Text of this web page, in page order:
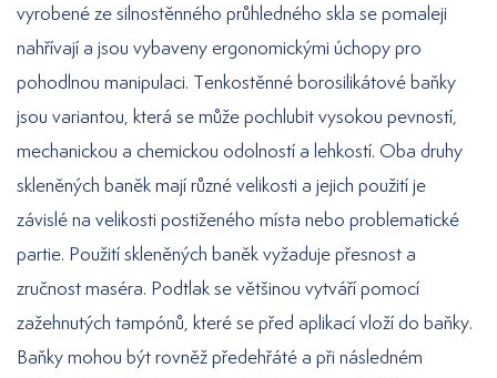
vyrobené ze silnostěnného průhledného skla se pomaleji
nahřívají a jsou vybaveny ergonomickými úchopy pro
pohodlnou manipulaci. Tenkostěnné borosilikátové baňky
jsou variantou, která se může pochlubit vysokou pevností,
mechanickou a chemickou odolností a lehkostí. Oba druhy
skleněných baněk mají různé velikosti a jejich použití je
závislé na velikosti postiženého místa nebo problematické
partie. Použití skleněných baněk vyžaduje přesnost a
zručnost maséra. Podtlak se většinou vytváří pomocí
zažehnutých tampónů, které se před aplikací vloží do baňky.
Baňky mohou být rovněž předehřáté a při následném